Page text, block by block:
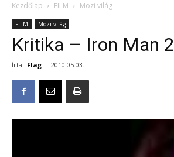
Kezdőlap FILM Mozi világ
FILM Mozi világ
Kritika – Iron Man 2
Írta: Flag - 2010.05.03.